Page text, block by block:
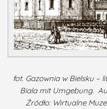
fot. Gazownia w Bielsku –
Biala mit Umgebung.
Źródło: Wirtualne